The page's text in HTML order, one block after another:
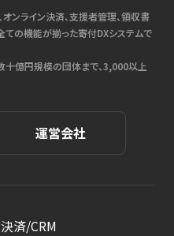
ンライン決済、支援者管理、領収書
ての機能が揃った寄付DXシステムで
億円規模の団体まで、3,000以上
運営会社
決済/CRM